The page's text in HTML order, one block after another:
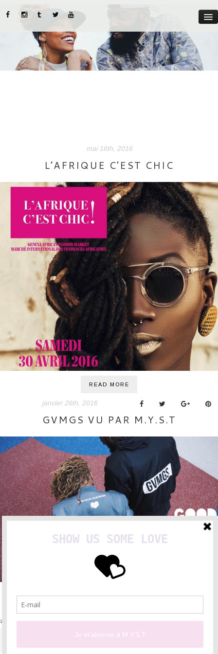
MYST
ABOUT US
PARUTIONS
BONNES ADRESSES
CONTACTS
mai 16th, 2016
L’AFRIQUE C’EST CHIC
READ MORE
janvier 26th, 2016
GVMGS VU PAR M.Y.S.T
READ MORE
2 COMMENTS SO FAR.
MES YEUX SUR TOI © 2015-2020 – ALL RIGHTS RESERVED